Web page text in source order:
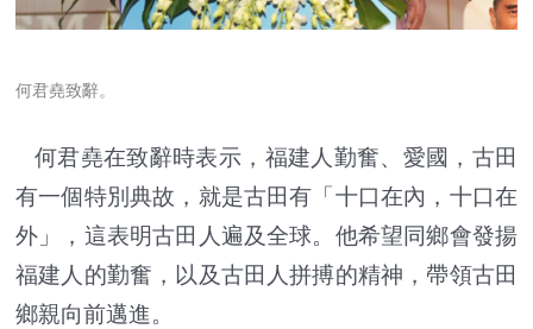
何君堯致辭。
何君堯在致辭時表示，福建人勤奮、愛國，古田
有一個特別典故，就是古田有「十口在內，十口在
外」，這表明古田人遍及全球。他希望同鄉會發揚
福建人的勤奮，以及古田人拼搏的精神，帶領古田
鄉親向前邁進。